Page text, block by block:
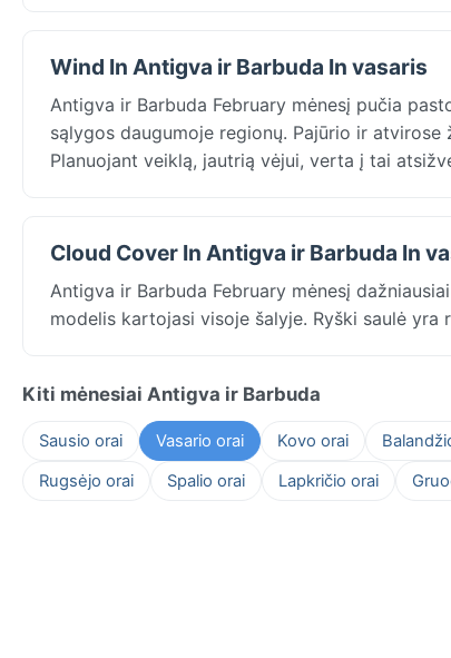
Wind In Antigva ir Barbuda In vasaris
Antigva ir Barbuda February mėnesį pučia
sąlygos daugumoje regionų. Pajūrio ir
Planuojant veiklą, jautrią vėjui, verta į tai
Cloud Cover In Antigva ir Barbuda In
Antigva ir Barbuda February mėnesį
modelis kartojasi visoje šalyje. Ryški saulė yra
Kiti mėnesiai Antigva ir Barbuda
Sausio orai Vasario orai Kovo orai
Rugsėjo orai
Spalio orai Lapkričio orai